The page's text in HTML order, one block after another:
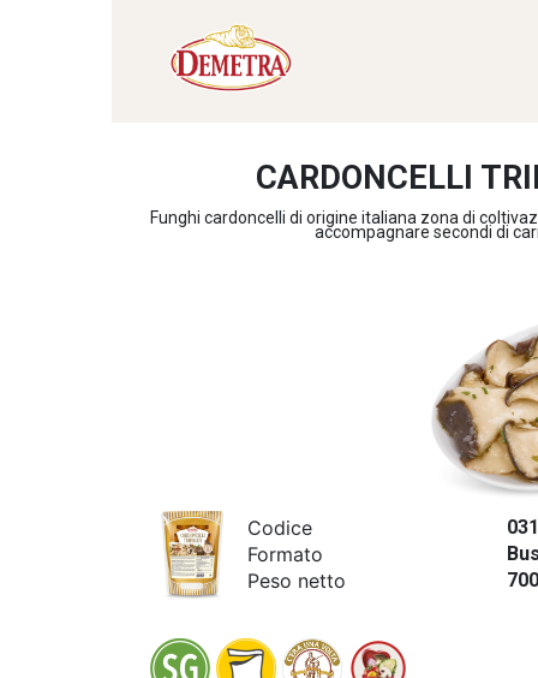
CARDONCELLI
Funghi cardoncelli di origine italiana zona di
accompagnare secondi di
Codice
Formato
Peso netto